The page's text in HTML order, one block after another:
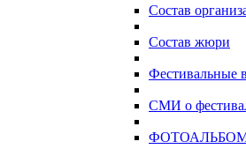
Состав
Состав жюри
Фестивальные
СМИ о